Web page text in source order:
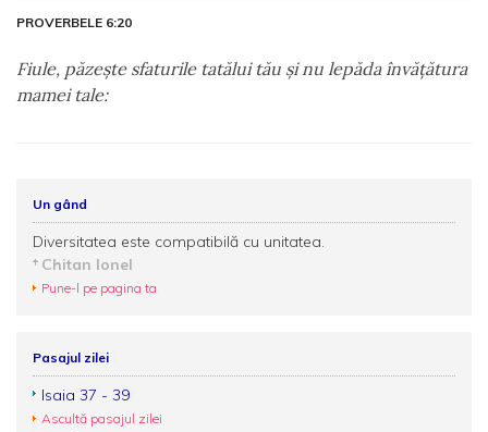
PROVERBELE 6:20
Fiule, păzeşte sfaturile tatălui tău şi nu lepăda învăţătura
mamei tale:
Un gând
Diversitatea este compatibilă cu unitatea.
Chitan Ionel
Pune-l pe pagina ta
Pasajul zilei
Isaia 37 - 39
Ascultă pasajul zilei